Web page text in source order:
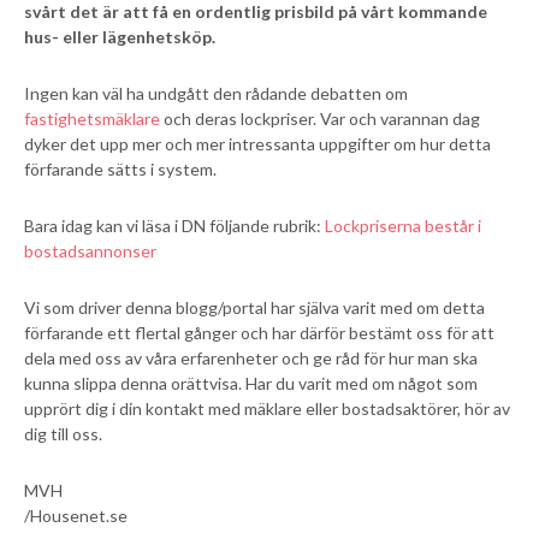
svårt det är att få en ordentlig prisbild på vårt kommande
hus- eller lägenhetsköp.
Ingen kan väl ha undgått den rådande debatten om
fastighetsmäklareoch deras lockpriser. Var och varannan dag
dyker det upp mer och mer intressanta uppgifter om hur detta
förfarande sätts i system.
Bara idag kan vi läsa i DN följande rubrik: Lockpriserna består i
bostadsannonser
Vi som driver denna blogg/portal har själva varit med om detta
förfarande ett flertal gånger och har därför bestämt oss för att
dela med oss av våra erfarenheter och ge råd för hur man ska
kunna slippa denna orättvisa. Har du varit med om något som
upprört dig i din kontakt med mäklare eller bostadsaktörer, hör av
dig till oss.
MVH
/Housenet.se